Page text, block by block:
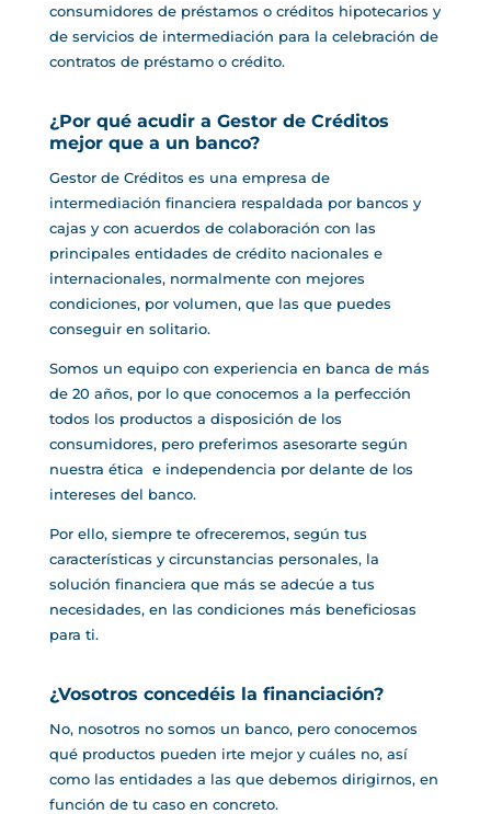
consumidores de préstamos o créditos hipotecarios y
de servicios de intermediación para la celebración de
contratos de préstamo o crédito.
¿Por qué acudir a Gestor de Créditos
mejor que a un banco?
Gestor de Créditos es una empresa de
intermediación financiera respaldada por bancos y
cajas y con acuerdos de colaboración con las
principales entidades de crédito nacionales e
internacionales, normalmente con mejores
condiciones, por volumen, que las que puedes
conseguir en solitario.
Somos un equipo con experiencia en banca de más
de 20 años, por lo que conocemos a la perfección
todos los productos a disposición de los
consumidores, pero preferimos asesorarte según
nuestra ética e independencia por delante de los
intereses del banco.
Por ello, siempre te ofreceremos, según tus
características y circunstancias personales, la
solución financiera que más se adecúe a tus
necesidades, en las condiciones más beneficiosas
para ti.
¿Vosotros concedéis la financiación?
No, nosotros no somos un banco, pero conocemos
qué productos pueden irte mejor y cuáles no, así
como las entidades a las que debemos dirigirnos, en
función de tu caso en concreto.